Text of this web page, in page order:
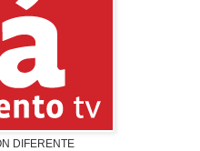
DIFERENTE